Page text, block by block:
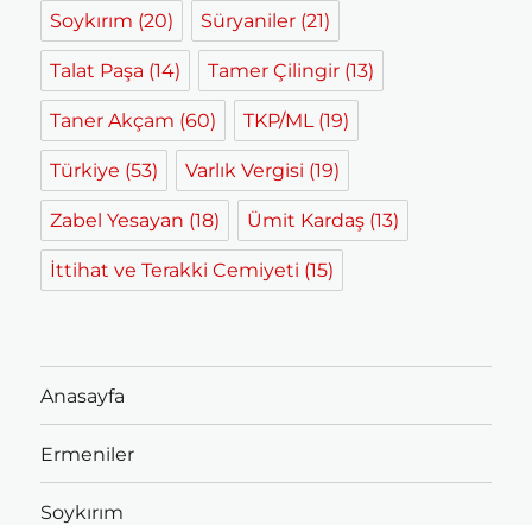
Soykırım (20) Süryaniler (21)
Talat Paşa (14) Tamer Çilingir (13)
Taner Akçam (60) TKP/ML(19)
Türkiye (53) Varlık Vergisi (19)
Zabel Yesayan (18) Ümit Kardaş (13)
İttihat ve Terakki Cemiyeti (15)
Anasayfa
Ermeniler
Soykırım